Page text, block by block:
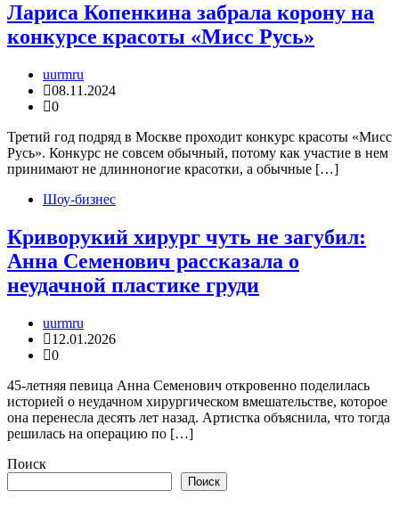
Лариса Копенкина забрала корону на
конкурсе красоты «Мисс Русь»
uurmru
08.11.2024
0
Третий год подряд в Москве проходит конкурс красоты «Мисс
Русь». Конкурс не совсем обычный, потому как участие в нем
принимают не длинноногие красотки, а обычные […]
Шоу-бизнес
Криворукий хирург чуть не загубил:
Анна Семенович рассказала о
неудачной пластике груди
uurmru
12.01.2026
0
45-летняя певица Анна Семенович откровенно поделилась
историей о неудачном хирургическом вмешательстве, которое
она перенесла десять лет назад. Артистка объяснила, что тогда
решилась на операцию по […]
Поиск
Поиск